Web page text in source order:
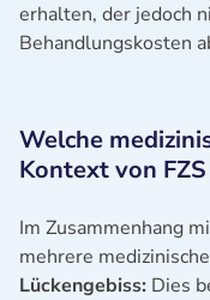
erhalten, der jedoch
Behandlungskosten
Welche
Kontext von
Im Zusammenhang
mehrere
Lückengebiss: Dies